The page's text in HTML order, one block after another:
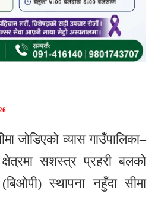
जोडिएको व्यास गाउँपालिका–
सशस्त्र प्रहरी बलको
स्थापना नहुँदा सीमा